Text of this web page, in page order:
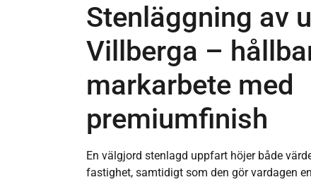
Stenläggning av
Villberga –
markarbete med
premiumfinish
En välgjord stenlagd uppfart höjer både
fastighet, samtidigt som den gör vardagen